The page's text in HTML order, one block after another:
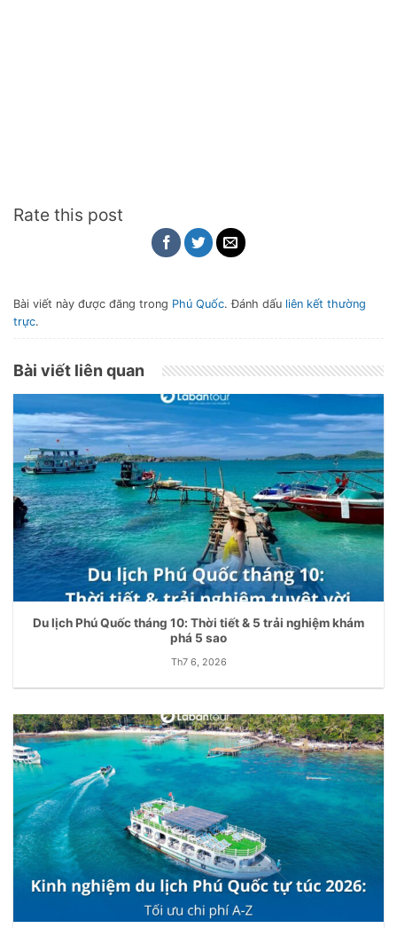
Rate this post
Bài viết này được đăng trong Phú Quốc. Đánh dấu liên kết thường
trực.
Bài viết liên quan
Du lịch Phú Quốc tháng 10: Thời tiết & 5 trải nghiệm khám
phá 5 sao
Th7 6, 2026